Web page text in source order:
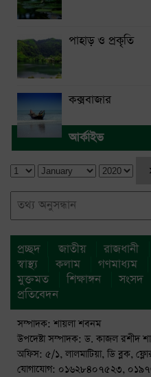
পাহাড় ও প্রকৃতি
কক্সবাজার
আর্কাইভ
প্রচ্ছদ জাতীয় রাজধানী
স্বাস্থ্য
কলাম গণমাধ্যম
মুক্তমত
শিক্ষাঙ্গন সংসদ
প্রতিবেদন
সম্পাদক: শায়লা শবনম
উপদেষ্টা সম্পাদক: ড. কাজল রশীদ
অফিস: ৫/১, লালমাটিয়া, ডি ব্লক,
যোগাযোগ: ০১৬২৮৪০৭৫২৩,